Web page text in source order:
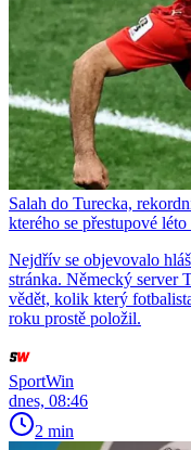
Salah do Turecka,
kterého se přestupové
Nejdřív se objevovalo
stránka. Německý server
vědět, kolik který
roku prostě položil.
SportWin
dnes, 08:46
2 min